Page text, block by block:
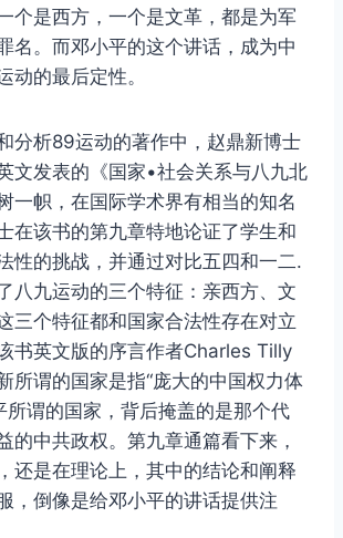
个是西方，一个是文革，都是为军
名。而邓小平的这个讲话，成为中
动的最后定性。
分析89运动的著作中，赵鼎新博士
文发表的《国家•社会关系与八九北
一帜，在国际学术界有相当的知名
在该书的第九章特地论证了学生和
性的挑战，并通过对比五四和一二.
八九运动的三个特征：亲西方、文
三个特征都和国家合法性存在对立
书英文版的序言作者Charles Tilly
所谓的国家是指“庞大的中国权力体
所谓的国家，背后掩盖的是那个代
的中共政权。第九章通篇看下来，
还是在理论上，其中的结论和阐释
，倒像是给邓小平的讲话提供注